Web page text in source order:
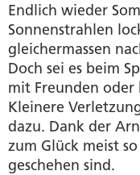
Endlich wieder
Sonnenstrahlen
gleichermassen
Doch sei es beim
mit Freunden oder
Kleinere
dazu. Dank der
zum Glück meist
geschehen sind.